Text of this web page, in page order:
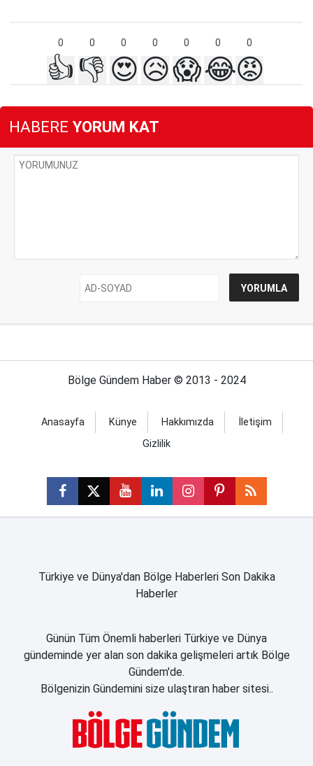
0 0 0 0 0 0 0
👍 👎 😍😥😱😂😡
HABERE YORUM KAT
Bölge Gündem Haber © 2013 - 2024
Anasayfa Künye Hakkımızda
İletişim
Gizlilik
Türkiye ve Dünya'dan Bölge Haberleri Son Dakika
Haberler
Günün Tüm Önemli haberleri Türkiye ve Dünya
gündeminde yer alan son dakika gelişmeleri artık Bölge
Gündem'de.
Bölgenizin Gündemini size ulaştıran haber sitesi..